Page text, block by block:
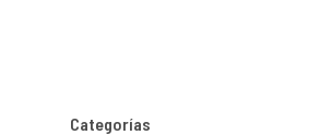
Categorías